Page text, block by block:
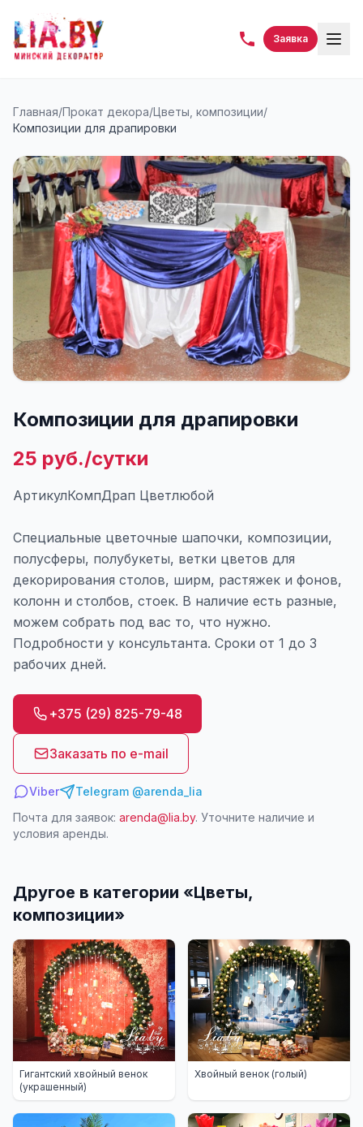
Заявка
Главная/Прокат декора/Цветы, композиции/
Композиции для драпировки
Композиции для драпировки
25 руб./сутки
АртикулКомпДрап Цветлюбой
Специальные цветочные шапочки, композиции,
полусферы, полубукеты, ветки цветов для
декорирования столов, ширм, растяжек и фонов,
колонн и столбов, стоек. В наличие есть разные,
можем собрать под вас то, что нужно.
Подробности у консультанта. Сроки от 1 до 3
рабочих дней.
+375 (29) 825-79-48
Заказать по e-mail
Viber
Telegram @arenda_lia
Почта для заявок: arenda@lia.by. Уточните наличие и
условия аренды.
Другое в категории «Цветы,
композиции»
Гигантский хвойный венок
(украшенный)
Хвойный венок (голый)